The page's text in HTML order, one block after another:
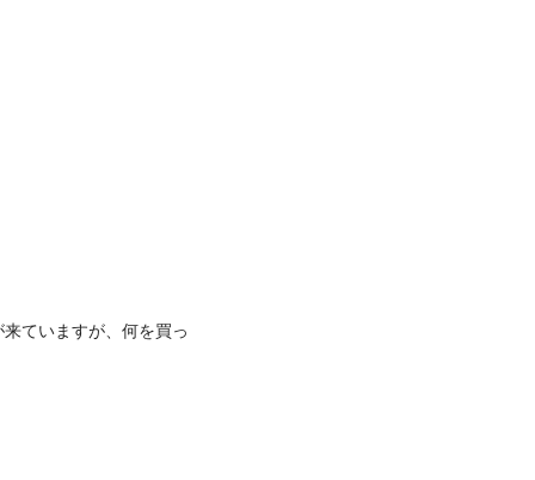
ていますが、何を買っ